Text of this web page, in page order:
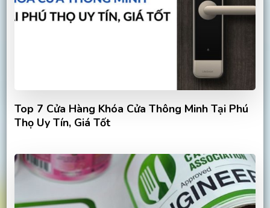
Top 7 Cửa Hàng Khóa Cửa Thông Minh Tại Phú
Thọ Uy Tín, Giá Tốt